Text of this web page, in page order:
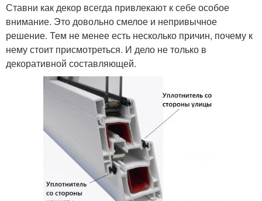
Ставни как декор всегда привлекают к себе особое
внимание. Это довольно смелое и непривычное
решение. Тем не менее есть несколько причин, почему к
нему стоит присмотреться. И дело не только в
декоративной составляющей.